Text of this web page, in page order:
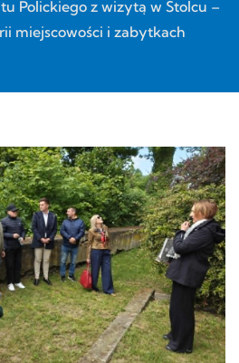
Polickiego z wizytą w Stolcu –
miejscowości i zabytkach